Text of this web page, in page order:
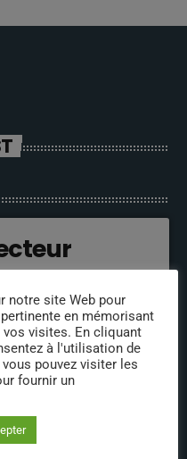
notre site Web pour
en mémorisant
visites. En cliquant
à l'utilisation de
pouvez visiter les
fournir un